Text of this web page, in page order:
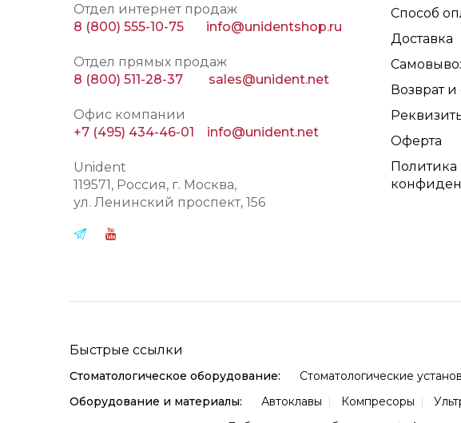
Отдел интернет продаж
8 (800) 555-10-75
info@unidentshop.ru
Отдел прямых продаж
8 (800) 511-28-37
sales@unident.net
Офис компании
+7 (495) 434-46-01
info@unident.net
Unident
119571, Россия, г. Москва,
ул. Ленинский проспект, 156
Способ
Доставка
Возврат
Оферта
Политика
Быстрые ссылки
Стоматологическое оборудование: Стоматологические
Оборудование и материалы:
Автоклавы Компресоры